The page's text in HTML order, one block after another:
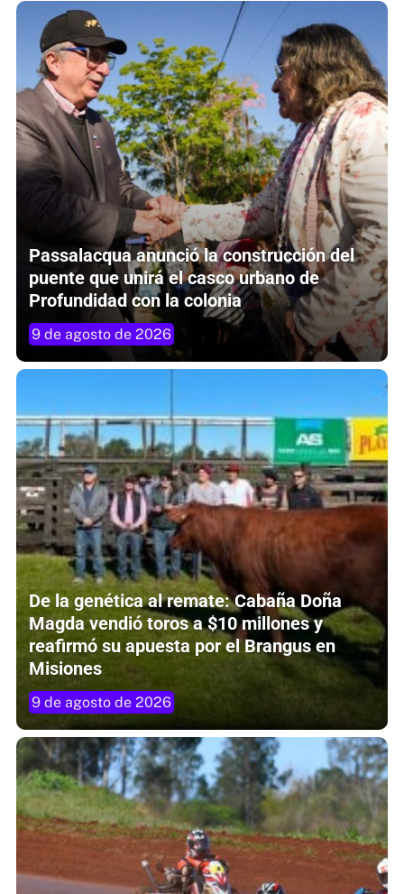
Passalacqua anunció la construcción del
puente que unirá el casco urbano de
Profundidad con la colonia
9 de agosto de 2026
De la genética al remate: Cabaña Doña
Magda vendió toros a $10 millones y
reafirmó su apuesta por el Brangus en
Misiones
9 de agosto de 2026